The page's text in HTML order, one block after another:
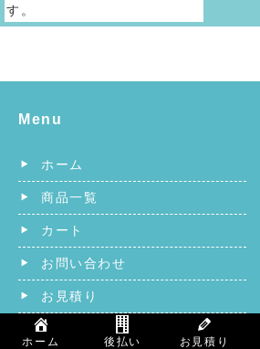
す。
Menu
ホーム
商品一覧
カート
お問い合わせ
お見積り
カタログ
ホーム 後払い お見積り